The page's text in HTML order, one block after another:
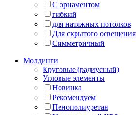
С орнаментом
гибкий
для натяжных потолков
Для скрытого освещения
Симметричный
Молдинги
Круговые (радиусный)
Угловые элементы
Новинка
Рекомендуем
Пенополиуретан